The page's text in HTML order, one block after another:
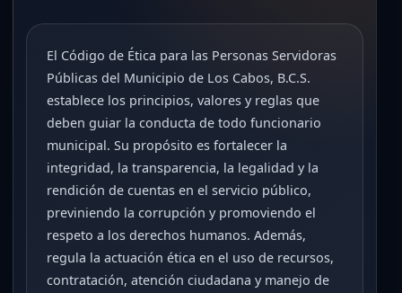
El Código de Ética para las Personas Servidoras
Públicas del Municipio de Los Cabos, B.C.S.
establece los principios, valores y reglas que
deben guiar la conducta de todo funcionario
municipal. Su propósito es fortalecer la
integridad, la transparencia, la legalidad y la
rendición de cuentas en el servicio público,
previniendo la corrupción y promoviendo el
respeto a los derechos humanos. Además,
regula la actuación ética en el uso de recursos,
contratación, atención ciudadana y manejo de